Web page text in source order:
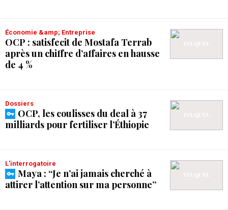
Économie &amp; Entreprise
OCP : satisfecit de Mostafa Terrab
après un chiffre d’affaires en hausse
de 4 %
Dossiers
OCP, les coulisses du deal à 37
milliards pour fertiliser l’Éthiopie
L'interrogatoire
Maya : “Je n’ai jamais cherché à
attirer l’attention sur ma personne”